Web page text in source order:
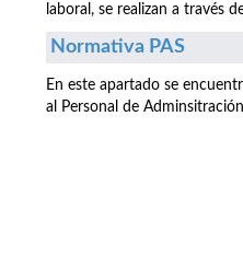
laboral, se realizan a través
Normativa PAS
En este apartado se
al Personal de